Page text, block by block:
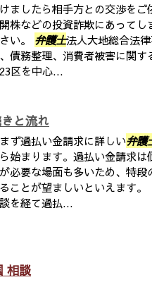
ましたら相手方との交渉をご
株などの投資詐欺にあってし
い。 弁護士法人大地総合法
債務整理、消費者被害に関す
区を中心...
と流れ
ず過払い金請求に詳しい弁護
始まります。過払い金請求
必要な場面も多いため、特段
ことが望ましいといえます
を経て過払...
相談